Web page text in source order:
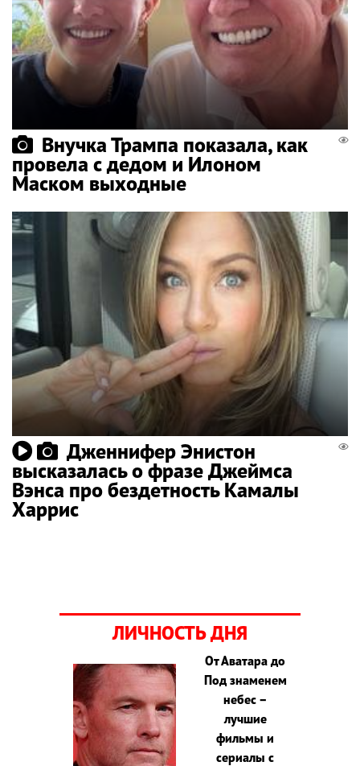
Внучка Трампа показала, как
провела с дедом и Илоном
Маском выходные
Дженнифер Энистон
высказалась о фразе Джеймса
Вэнса про бездетность Камалы
Харрис
ЛИЧНОСТЬ ДНЯ
От Аватара до
Под знаменем
небес –
лучшие
фильмы и
сериалы с